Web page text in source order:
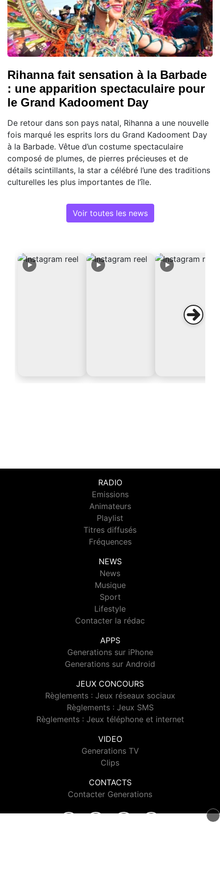
Rihanna fait sensation à la Barbade
: une apparition spectaculaire pour
le Grand Kadooment Day
De retour dans son pays natal, Rihanna a une nouvelle
fois marqué les esprits lors du Grand Kadooment Day
à la Barbade. Vêtue d’un costume spectaculaire
composé de plumes, de pierres précieuses et de
détails scintillants, la star a célébré l’une des traditions
culturelles les plus importantes de l’île.
Voir toutes les news
RADIO
Emissions
Animateurs
Playlist
Titres diffusés
Fréquences
NEWS
News
Musique
Sport
Lifestyle
Contacter la rédac
APPS
Generations sur iPhone
Generations sur Android
JEUX CONCOURS
Règlements : Jeux réseaux sociaux
Règlements : Jeux SMS
Règlements : Jeux téléphone et internet
VIDEO
Generations TV
Clips
CONTACTS
Contacter Generations